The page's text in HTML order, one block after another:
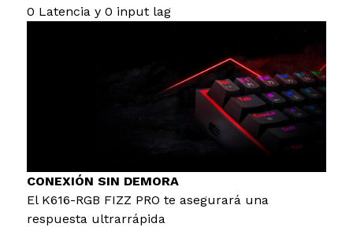
0 Latencia y 0 input lag
CONEXIÓN SIN DEMORA
El K616-RGB FIZZ PRO te asegurará una
respuesta ultrarrápida